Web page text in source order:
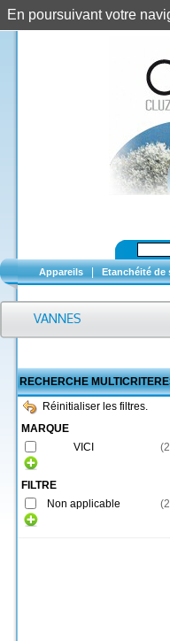
Appareils Etanchéité de
RECHERCHE
Réinitialiser les filtres.
MARQUE
VICI
(2
FILTRE
Non applicable
(2
En poursuivant votre